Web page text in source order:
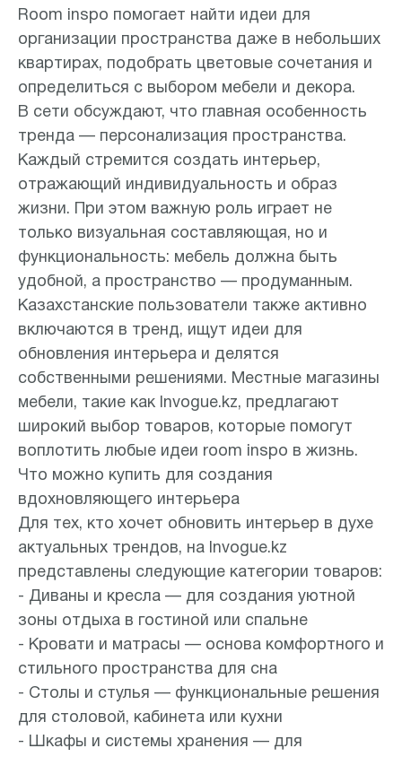
Room inspo помогает найти идеи для
организации пространства даже в небольших
квартирах, подобрать цветовые сочетания и
определиться с выбором мебели и декора.
В сети обсуждают, что главная особенность
тренда — персонализация пространства.
Каждый стремится создать интерьер,
отражающий индивидуальность и образ
жизни. При этом важную роль играет не
только визуальная составляющая, но и
функциональность: мебель должна быть
удобной, а пространство — продуманным.
Казахстанские пользователи также активно
включаются в тренд, ищут идеи для
обновления интерьера и делятся
собственными решениями. Местные магазины
мебели, такие как Invogue.kz, предлагают
широкий выбор товаров, которые помогут
воплотить любые идеи room inspo в жизнь.
Что можно купить для создания
вдохновляющего интерьера
Для тех, кто хочет обновить интерьер в духе
актуальных трендов, на Invogue.kz
представлены следующие категории товаров:
- Диваны и кресла — для создания уютной
зоны отдыха в гостиной или спальне
- Кровати и матрасы — основа комфортного и
стильного пространства для сна
- Столы и стулья — функциональные решения
для столовой, кабинета или кухни
- Шкафы и системы хранения — для